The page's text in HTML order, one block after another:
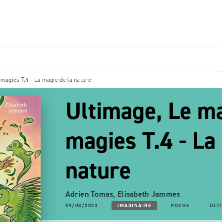
T.4 - La magie de la nature
Ultimage, Le
magies T.4 -
nature
Adrien Tomas, Elisabeth Jammes
09/08/2023 IMAGINAIRE POCHE